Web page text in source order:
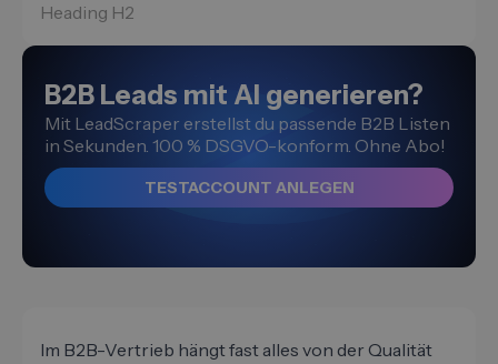
Heading H2
B2B Leads mit AI generieren?
Mit LeadScraper erstellst du passende B2B Listen
in Sekunden. 100 % DSGVO-konform. Ohne Abo!
TESTACCOUNT ANLEGEN
Im B2B-Vertrieb hängt fast alles von der Qualität